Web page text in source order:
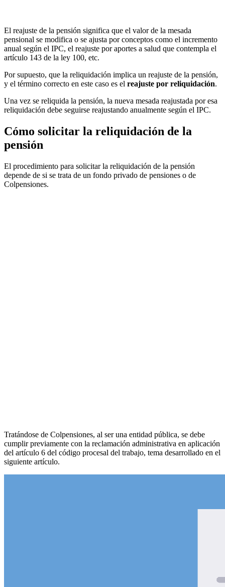
El reajuste de la pensión significa que el valor de la mesada
pensional se modifica o se ajusta por conceptos como el incremento
anual según el IPC, el reajuste por aportes a salud que contempla el
artículo 143 de la ley 100, etc.
Por supuesto, que la reliquidación implica un reajuste de la pensión,
y el término correcto en este caso es el reajuste por reliquidación.
Una vez se reliquida la pensión, la nueva mesada reajustada por esa
reliquidación debe seguirse reajustando anualmente según el IPC.
Cómo solicitar la reliquidación de la
pensión
El procedimiento para solicitar la reliquidación de la pensión
depende de si se trata de un fondo privado de pensiones o de
Colpensiones.
Tratándose de Colpensiones, al ser una entidad pública, se debe
cumplir previamente con la reclamación administrativa en aplicación
del artículo 6 del código procesal del trabajo, tema desarrollado en el
siguiente artículo.